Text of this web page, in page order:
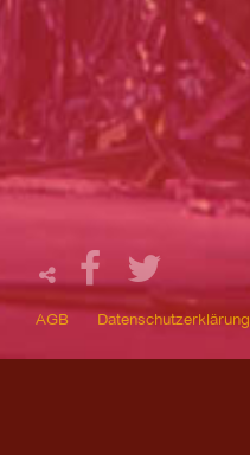
AGB Datenschutzerklärung